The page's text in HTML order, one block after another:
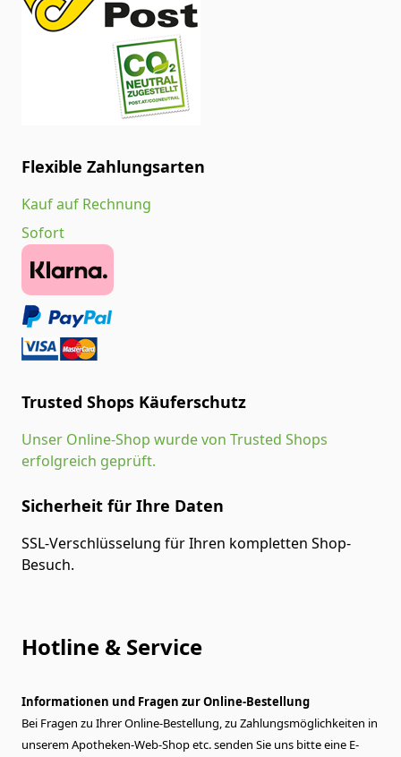
Flexible Zahlungsarten
Kauf auf Rechnung
Sofort
Trusted Shops Käuferschutz
Unser Online-Shop wurde von Trusted Shops
erfolgreich geprüft.
Sicherheit für Ihre Daten
SSL-Verschlüsselung für Ihren kompletten Shop-
Besuch.
Hotline & Service
Informationen und Fragen zur Online-Bestellung
Bei Fragen zu Ihrer Online-Bestellung, zu Zahlungsmöglichkeiten in
unserem Apotheken-Web-Shop etc. senden Sie uns bitte eine E-